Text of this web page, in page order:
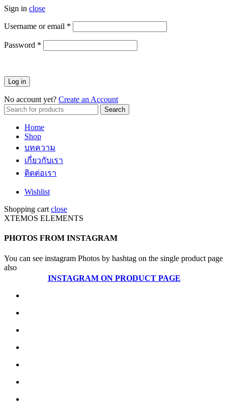
Sign in close
Username or email *
Password *
Log in
No account yet? Create an Account
Search
for:
Search
Home
Shop
บทความ
เกี่ยวกับเรา
ติดต่อเรา
Wishlist
Shopping cart close
XTEMOS ELEMENTS
PHOTOS FROM INSTAGRAM
You can see instagram Photos by hashtag on the single product page
also
INSTAGRAM ON PRODUCT PAGE